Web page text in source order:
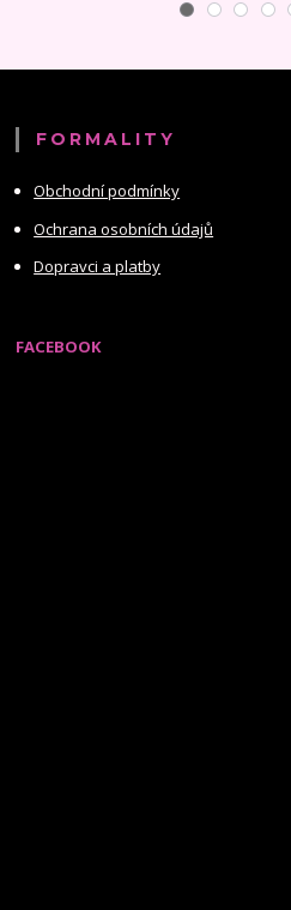
FORMALITY
Obchodní podmínky
Ochrana osobních údajů
Dopravci a platby
FACEBOOK